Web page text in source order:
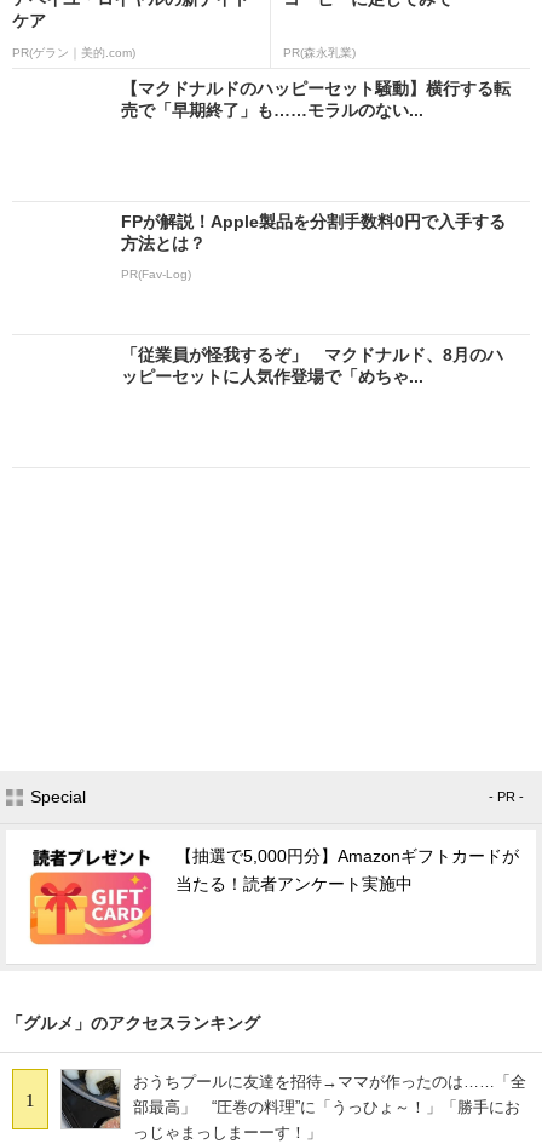
ケア
PR(ゲラン｜美的.com) PR(森永乳業)
【マクドナルドのハッピーセット騒動】横行する転
売で「早期終了」も……モラルのない...
FPが解説！Apple製品を分割手数料0円で入手する
方法とは？
PR(Fav-Log)
「従業員が怪我するぞ」 マクドナルド、8月のハ
ッピーセットに人気作登場で「めちゃ...
Special - PR -
【抽選で5,000円分】Amazonギフトカードが
当たる！読者アンケート実施中
「グルメ」のアクセスランキング
1
おうちプールに友達を招待→ママが作ったのは……「全
部最高」 “圧巻の料理”に「うっひょ～！」「勝手にお
っじゃまっしまーーす！」